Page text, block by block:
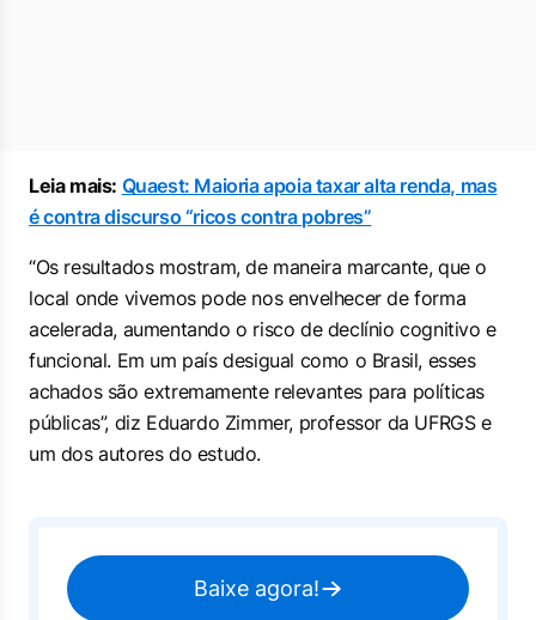
Leia mais: Quaest: Maioria apoia taxar alta renda, mas
é contra discurso “ricos contra pobres”
“Os resultados mostram, de maneira marcante, que o
local onde vivemos pode nos envelhecer de forma
acelerada, aumentando o risco de declínio cognitivo e
funcional. Em um país desigual como o Brasil, esses
achados são extremamente relevantes para políticas
públicas”, diz Eduardo Zimmer, professor da UFRGS e
um dos autores do estudo.
Baixe agora!